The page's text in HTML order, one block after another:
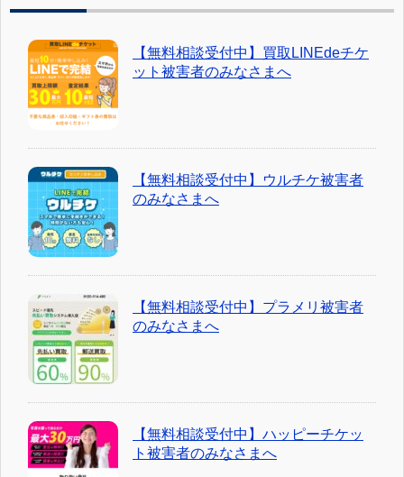
【無料相談受付中】買取LINEdeチケ
ット被害者のみなさまへ
【無料相談受付中】ウルチケ被害者
のみなさまへ
【無料相談受付中】プラメリ被害者
のみなさまへ
【無料相談受付中】ハッピーチケッ
ト被害者のみなさまへ